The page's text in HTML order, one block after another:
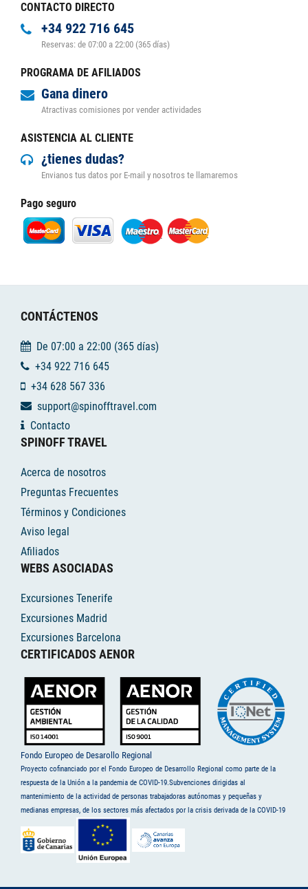
CONTACTO DIRECTO
+34 922 716 645
Reservas: de 07:00 a 22:00 (365 días)
PROGRAMA DE AFILIADOS
Gana dinero
Atractivas comisiones por vender actividades
ASISTENCIA AL CLIENTE
¿tienes dudas?
Envianos tus datos por E-mail y nosotros te llamaremos
Pago seguro
CONTÁCTENOS
De 07:00 a 22:00 (365 días)
+34 922 716 645
+34 628 567 336
support@spinofftravel.com
Contacto
SPINOFF TRAVEL
Acerca de nosotros
Preguntas Frecuentes
Términos y Condiciones
Aviso legal
Afiliados
WEBS ASOCIADAS
Excursiones Tenerife
Excursiones Madrid
Excursiones Barcelona
CERTIFICADOS AENOR
Fondo Europeo de Desarollo Regional
Proyecto cofinanciado por el Fondo Europeo de Desarrollo Regional como parte de la
respuesta de la Unión a la pandemia de COVID-19.Subvenciones dirigidas al
mantenimiento de la actividad de personas trabajadoras autónomas y pequeñas y
medianas empresas, de los sectores más afectados por la crisis derivada de la COVID-19